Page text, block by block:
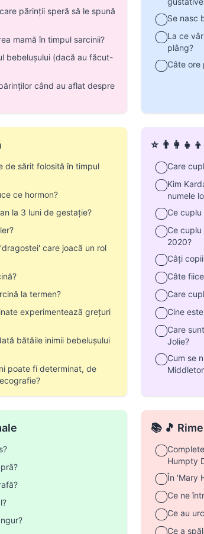
părinții speră să le spună
mamă în timpul sarcinii?
bebelușului (dacă au făcut-
când au aflat despre
Se nasc
La ce
plâng?
Câte ore
de sărit folosită în timpul
ce hormon?
la 3 luni de gestație?
care joacă un rol
la termen?
experimentează grețuri
bătăile inimii bebelușului
poate fi determinat, de
⭐
Care
Kim
numele
Ce
Ce
2020?
Câți
Câte
Care
Cine
Care
Jolie?
Cum se
📚 🎵
Humpty
În 'Mary
Ce ne
Ce au
Ce a